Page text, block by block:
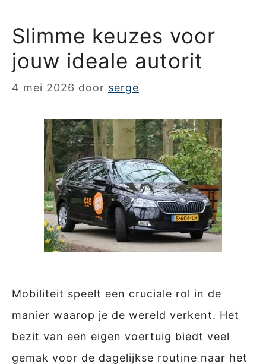
Slimme keuzes voor
jouw ideale autorit
4 mei 2026 door serge
Mobiliteit speelt een cruciale rol in de
manier waarop je de wereld verkent. Het
bezit van een eigen voertuig biedt veel
gemak voor de dagelijkse routine naar het